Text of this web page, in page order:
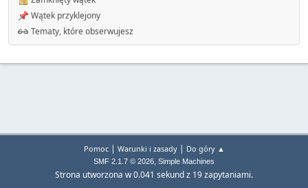
Wątek przyklejony
Tematy, które obserwujesz
Pomoc| Warunki i zasady| Do góry ▲
SMF 2.1.7 © 2026, Simple Machines
Strona utworzona w 0.041 sekund z 19 zapytaniami.